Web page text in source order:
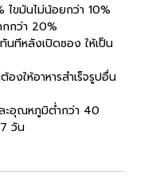
ขมันไม่น้อยกว่า 10%
กกว่า 20%
นทีหลังเปิดซอง ให้เป็น
องให้อาหารสำเร็จรูปอื่น
ะอุณหภูมิต่ำกว่า 40
วัน